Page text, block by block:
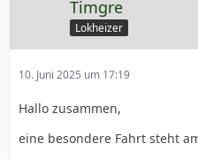
Timgre
Lokheizer
10. Juni 2025 um 17:19
Hallo zusammen,
eine besondere Fahrt steht